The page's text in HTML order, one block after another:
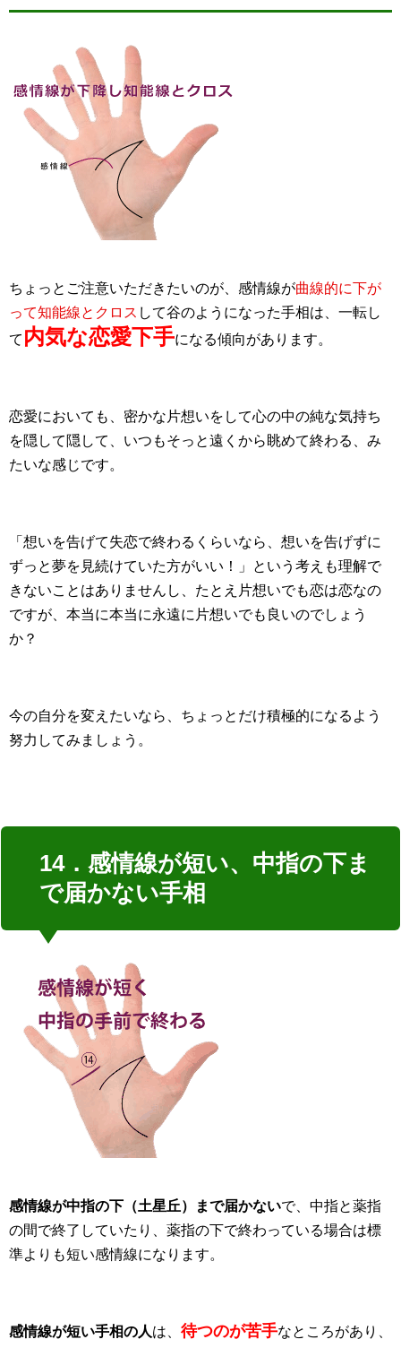
ちょっとご注意いただきたいのが、感情線が曲線的に下が
って知能線とクロス して谷のようになった手相は、一転し
て 内気な恋愛下手になる傾向があります。
恋愛においても、密かな片想いをして心の中の純な気持ち
を隠して隠して、いつもそっと遠くから眺めて終わる、み
たいな感じです。
「想いを告げて失恋で終わるくらいなら、想いを告げずに
ずっと夢を見続けていた方がいい！」という考えも理解で
きないことはありませんし、たとえ片想いでも恋は恋なの
ですが、本当に本当に永遠に片想いでも良いのでしょう
か？
今の自分を変えたいなら、ちょっとだけ積極的になるよう
努力してみましょう。
14．感情線が短い、中指の下ま
で届かない手相
感情線が中指の下（土星丘）まで届かないで、中指と薬指
の間で終了していたり、薬指の下で終わっている場合は標
準よりも短い感情線になります。
感情線が短い手相の人は、 待つのが苦手なところがあり、